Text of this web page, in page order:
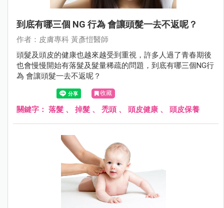
到底有哪三個 NG 行為 會讓頭髮一去不返呢？
作者：⽪膚專科 黃彥愷醫師
頭髮及頭皮的健康也越來越受到重視，許多人過了青春期後
也會慢慢開始有落髮及髮量稀疏的問題，到底有哪三個NG行
為 會讓頭髮一去不返呢？
收藏
關鍵字： 落髮 、 掉髮 、 禿頭 、 頭皮健康 、 頭皮保養